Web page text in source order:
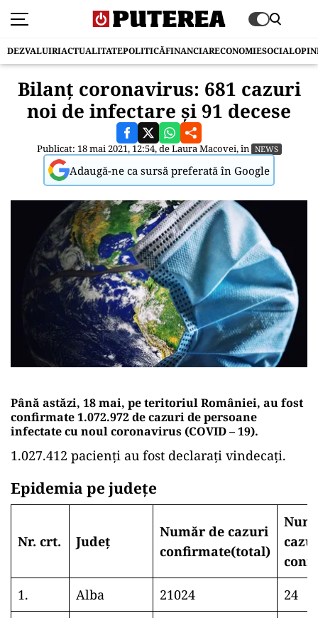
DEZVALUIRIACTUALITATEPOLITICĂFINANCIARECONOMIESOCIAL
Bilanț coronavirus: 681 cazuri
noi de infectare și 91 decese
Publicat: 18 mai 2021, 12:54, deLaura Macovei, în NEWS
Adaugă-ne ca sursă preferată în Google
Până astăzi, 18 mai, pe teritoriul României, au fost
confirmate 1.072.972 de cazuri de persoane
infectate cu noul coronavirus (COVID – 19).
1.027.412 pacienți au fost declarați vindecați.
Epidemia pe județe
Nr. crt. Județ
Număr de cazuri
confirmate(total)
1.
Alba 21024
24